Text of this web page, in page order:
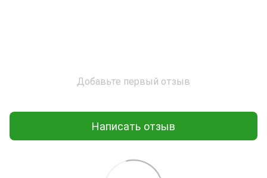
Добавьте первый отзыв
Написать отзыв